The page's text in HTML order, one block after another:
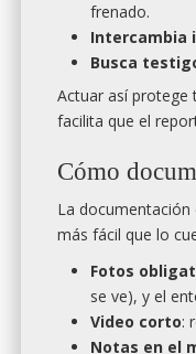
frenado.
Intercambia
Busca
Actuar así protege
facilita que el
Cómo
La documentación
más fácil que lo
Fotos
se ve), y el
Video corto:
Notas en el